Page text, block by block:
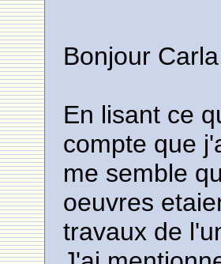
Bonjour
En lisant ce
compte que
me semble
oeuvres
travaux de